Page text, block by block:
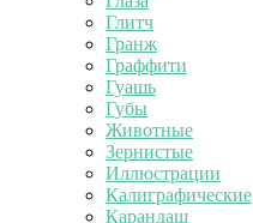
Глитч
Гранж
Граффити
Гуашь
Губы
Животные
Зернистые
Иллюстрации
Калиграфические
Карандаш